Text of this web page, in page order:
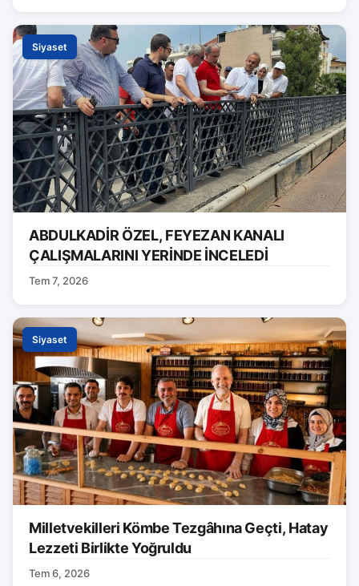
Siyaset
ABDULKADİR ÖZEL, FEYEZAN KANALI
ÇALIŞMALARINI YERİNDE İNCELEDİ
Tem 7, 2026
Siyaset
Milletvekilleri Kömbe Tezgâhına Geçti, Hatay
Lezzeti Birlikte Yoğruldu
Tem 6, 2026